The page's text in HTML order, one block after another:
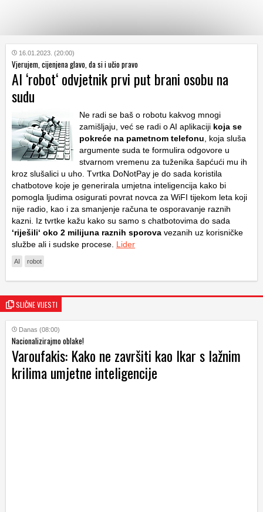
KATEGORIJE
HRVATSKI
WEB
16.01.2023. (20:00)
Vjerujem, cijenjena glavo, da si i učio pravo
AI ‘robot‘ odvjetnik prvi put brani osobu na
sudu
Ne radi se baš o robotu kakvog mnogi
zamišljaju, već se radi o AI aplikaciji koja se
pokreće na pametnom telefonu , koja sluša
argumente suda te formulira odgovore u
stvarnom vremenu za tuženika šapćući mu ih
kroz slušalici u uho. Tvrtka DoNotPay je do sada koristila
chatbotove koje je generirala umjetna inteligencija kako bi
pomogla ljudima osigurati povrat novca za WiFI tijekom leta koji
nije radio, kao i za smanjenje računa te osporavanje raznih
kazni. Iz tvrtke kažu kako su samo s chatbotovima do sada
‘riješili‘ oko 2 milijuna raznih sporova vezanih uz korisničke
službe ali i sudske procese. Lider
AI robot
SLIČNE VIJESTI
Danas (08:00)
Nacionalizirajmo oblake!
Varoufakis: Kako ne završiti kao Ikar s lažnim
krilima umjetne inteligencije